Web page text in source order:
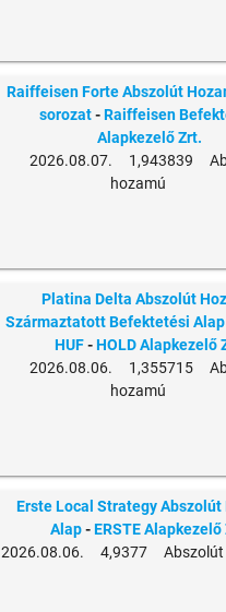
Raiffeisen Forte Abszolút
sorozat-Raiffeisen
Alapkezelő Zrt.
2026.08.07. 1,943839
hozamú
Platina Delta Abszolút
Származtatott Befektetési
HUF-HOLD Alapkezelő
2026.08.06. 1,355715
hozamú
Erste Local Strategy Abszolút
Alap-ERSTE Alapkezelő
2026.08.06. 4,9377